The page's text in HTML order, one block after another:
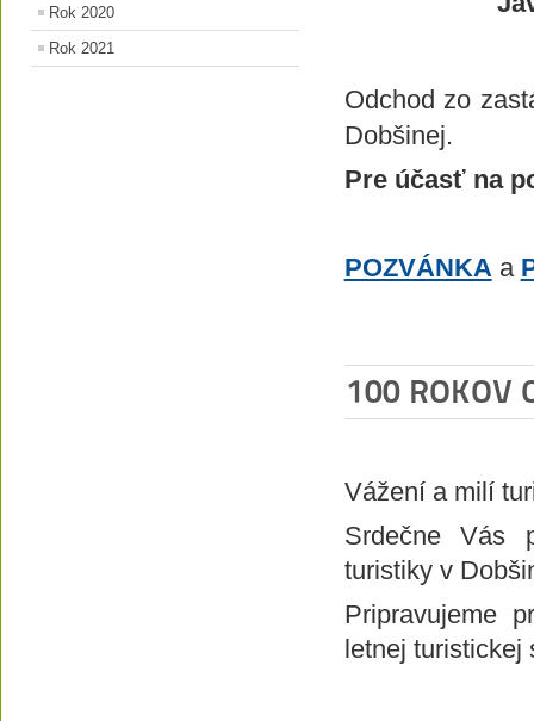
Rok 2020
Rok 2021
Odchod zo
Dobšinej.
Pre účasť na
POZVÁNKA a
100 ROKOV
Vážení a milí
Srdečne Vás
turistiky v
Pripravujeme
letnej